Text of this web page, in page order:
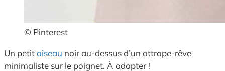
© Pinterest
Un petitoiseau noir au-dessus d’un attrape-rêve
minimaliste sur le poignet. À adopter !